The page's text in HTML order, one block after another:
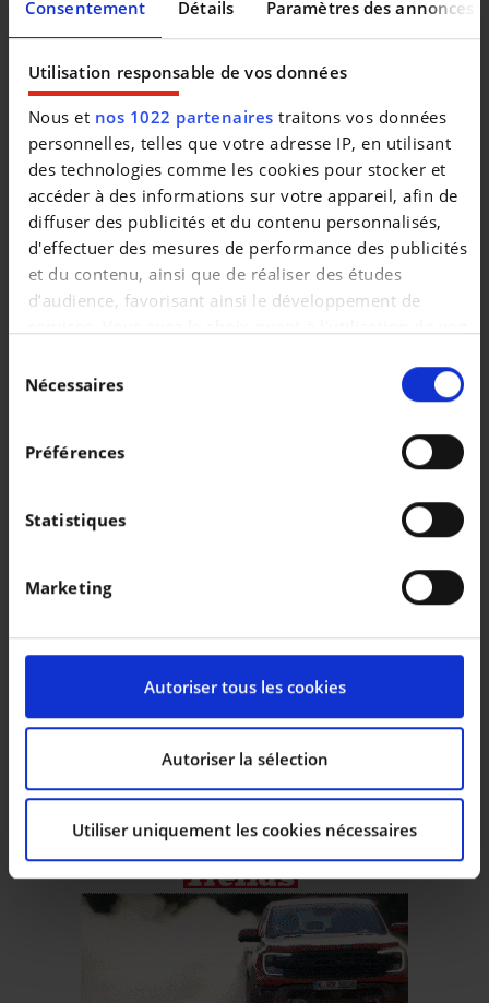
Consentement Détails Paramètres des annonces
Utilisation responsable de vos données
Nous et nos 1022 partenaires traitons vos données
personnelles, telles que votre adresse IP, en utilisant
des technologies comme les cookies pour stocker et
accéder à des informations sur votre appareil, afin de
diffuser des publicités et du contenu personnalisés,
d'effectuer des mesures de performance des publicités
et du contenu, ainsi que de réaliser des études
d’audience, favorisant ainsi le développement de
services. Vous avez le choix quant à l'utilisation de vos
retirer votre consentement à tout moment en
consultant la Déclaration relative aux cookies ou en
Collecter des informations sur votre localisation
géographique qui peuvent être précises à plusieurs
Identifier votre appareil en l'analysant
spécifiques (empreintes digitales).
Pour en savoir plus sur le traitement de vos données
personnelles et définir vos préférences, reportez-vous
à lasection « Détails ». Vous pouvez modifier ou
retirer votre consentement à tout moment à partir de
Les cookies nous permettent de personnaliser le
contenu et les annonces, d’offrir des fonctionnalités
relatives aux médias sociaux et d’analyser notre trafic.
Nous partageons également des informations sur
l’utilisation de notre site avec nos partenaires de
médias sociaux, de publicité et d’analyse, qui peuvent
combiner celles-ci avec d’autres informations que vous
duNécessaires
Préférences
Statistiques
Marketing
Autoriser tous les cookies
Autoriser la sélection
Utiliser uniquement les cookies nécessaires
Véhicules similaires
Touring 318 dA MHEV
Touring 318i OPF